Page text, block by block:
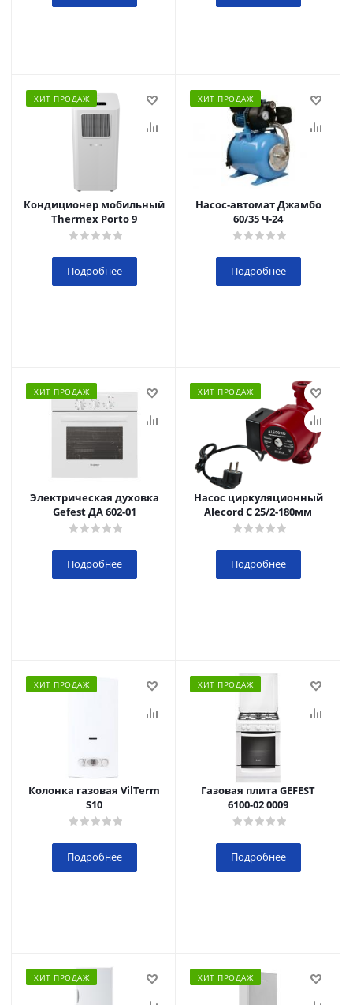
ХИТ ПРОДАЖ
Кондиционер мобильный
Thermex Porto 9
Подробнее
ХИТ ПРОДАЖ
Насос-автомат Джамбо
60/35 Ч-24
Подробнее
ХИТ ПРОДАЖ
Электрическая духовка
Gefest ДА 602-01
Подробнее
ХИТ ПРОДАЖ
Насос циркуляционный
Alecord C 25/2-180мм
Подробнее
ХИТ ПРОДАЖ
Колонка газовая VilTerm
S10
Подробнее
ХИТ ПРОДАЖ
Газовая плита GEFEST
6100-02 0009
Подробнее
ХИТ ПРОДАЖ ХИТ ПРОДАЖ